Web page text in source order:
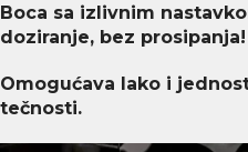
Boca sa izlivnim
doziranje, bez prosipanja!
Omogućava lako i
tečnosti.